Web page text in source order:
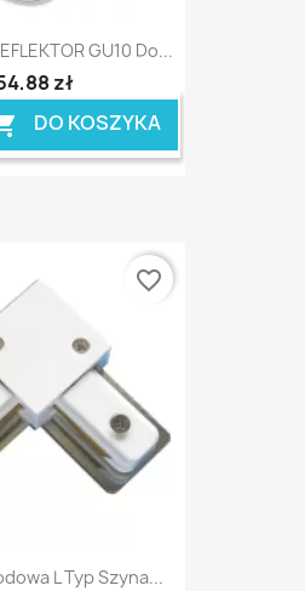
GU10 Do...
zł
DO KOSZYKA
L Typ Szyna...
favorite_border